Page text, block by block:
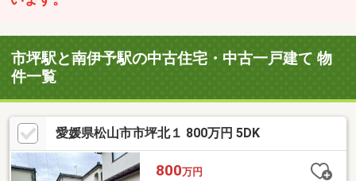
市坪駅と南伊予駅の中古住宅・中古一戸建て 物
件一覧
愛媛県松山市市坪北１ 800万円 5DK
800万円